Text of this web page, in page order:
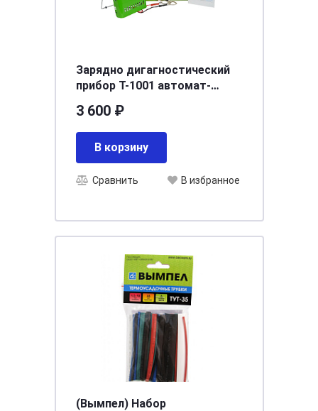
Зарядно дигагностический
прибор Т-1001 автомат-
3 600 ₽
В корзину
Сравнить В избранное
(Вымпел) Набор